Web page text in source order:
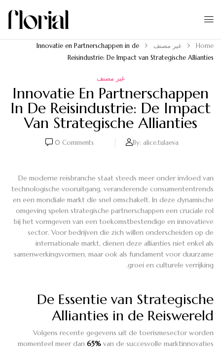
Home غير مصنف
Innovatie en Partnerschappen in de
Reisindustrie: De Impact van Strategische Allianties
غير مصنف
Innovatie En Partnerschappen
In De Reisindustrie: De Impact
Van Strategische Allianties
By: alice.tulaeva
0 Comments
De moderne reisbranche staat steeds meer onder invloed van
technologische vooruitgang, veranderende consumententrends
en een mondiale markt die snel omschakelt. In deze dynamische
omgeving spelen strategische partnerschappen een cruciale rol
bij het vormgeven van een toekomstbestendige en innovatieve
sector. Voor bedrijven die zich willen onderscheiden op de
internationale markt, dienen deze allianties niet enkel als
samenwerkingsvormen, maar ook als fundament voor duurzame
groei en culturele verrijking.
De Essentie van Strategische
Allianties in de Reiswereld
Volgens recente gegevens uit de toerismesector worden
momenteel meer dan 65% van de succesvolle marktinnovaties